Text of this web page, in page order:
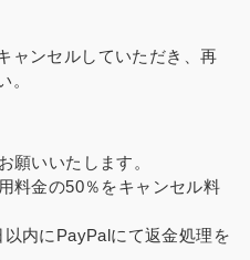
ャンセルしていただき、再
。
願いいたします。
料金の50％をキャンセル料
内にPayPalにて返金処理を